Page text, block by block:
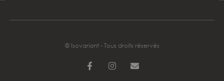
© Isovariant - Tous droits réservés